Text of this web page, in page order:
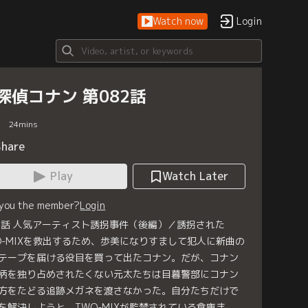
Watch now Login
偵コナン 第082話
24mins
Play
Watch Later
the member?Login
人気アーティスト誘拐事件（後編）／誘拐された
MIXを救出するため、歩美になりすまして犯人に新曲の
ープを届ける役目を買って出たコナン。だが、コナン
を独り占めされたくない元太たちは目暮警部にコナン
をたどる追跡メガネを渡さなかった。自分たちだけで